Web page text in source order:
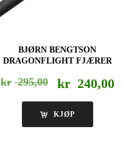
BJØRN BENGTSON
DRAGONFLIGHT FJÆRER
kr 295,00
Opprinnelig
kr 295,00.
kr 240,00
KJØP